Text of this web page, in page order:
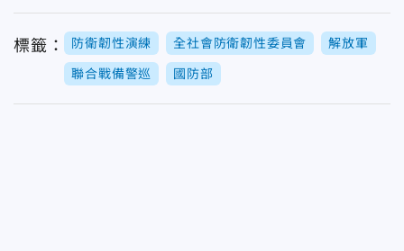
標籤： 防衛韌性演練 全社會防衛韌性委員會 解放軍
聯合戰備警巡 國防部